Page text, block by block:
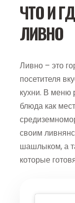
ЧТО И
ЛИВНО
Ливно – это
посетителя
кухни. В меню
блюда как
своим
шашлыком, а
которые